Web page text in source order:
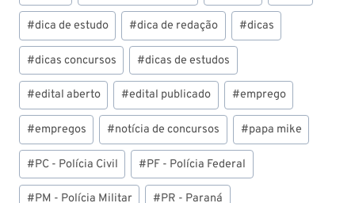
#dica de estudo #dica de redação #dicas
#dicas concursos #dicas de estudos
#edital aberto #edital publicado #emprego
#empregos #notícia de concursos #papa mike
#PC - Polícia Civil #PF - Polícia Federal
#PM - Polícia Militar #PR - Paraná